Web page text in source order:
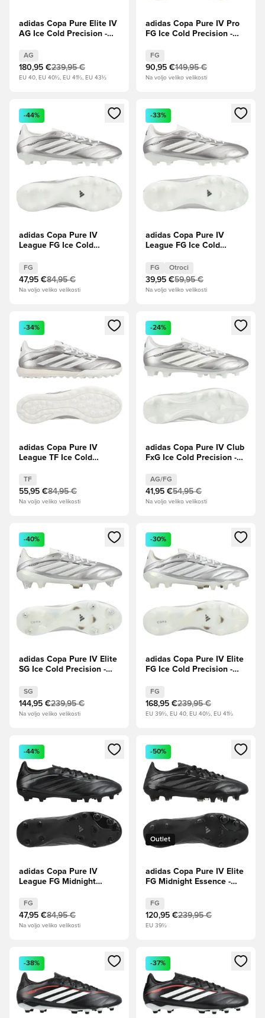
adidas Copa Pure Elite IV
AG Ice Cold Precision -
AG
180,95 €239,95 €
EU 40, EU 40½, EU 41½, EU 43½
adidas Copa Pure IV Pro
FG Ice Cold Precision -
Metallic/Nočna kovinska
FG
90,95 €149,95 €
Na voljo veliko velikosti
Odpre Modal za prijavo ali vpis kot član
-44%
adidas Copa Pure IV
League FG Ice Cold
Metallic/Zero
Metallic/Nočna kovinska
FG
47,95 €84,95 €
Na voljo veliko velikosti
Odpre Modal za prijavo ali
-33%
adidas Copa Pure IV
League FG Ice Cold
Metallic/Zero
Metallic/Nočna kovinska
Otroci
FG Otroci
39,95 €59,95 €
Na voljo veliko velikosti
Odpre Modal za prijavo ali vpis kot član
-34%
adidas Copa Pure IV
League TF Ice Cold
Metallic/Zero
Metallic/Nočna kovinska
TF
55,95 €84,95 €
Na voljo veliko velikosti
Odpre Modal za prijavo ali
-24%
adidas Copa Pure IV Club
FxG Ice Cold Precision -
Metallic/Nočna kovinska
AG/FG
41,95 €54,95 €
Na voljo veliko velikosti
Odpre Modal za prijavo ali vpis kot član
-40%
adidas Copa Pure IV Elite
SG Ice Cold Precision -
Metallic/Nočna kovinska
SG
144,95 €239,95 €
Na voljo veliko velikosti
Odpre Modal za prijavo ali
-30%
adidas Copa Pure IV Elite
FG Ice Cold Precision -
Metallic/Nočna kovinska
FG
168,95 €239,95 €
EU 39½, EU 40, EU 40½, EU 41½
Odpre Modal za prijavo ali vpis kot član
-44%
adidas Copa Pure IV
League FG Midnight
črna/Ogljik/Nočna
kovinska
FG
47,95 €84,95 €
Na voljo veliko velikosti
Odpre Modal za prijavo ali
Outlet
-50%
adidas Copa Pure IV Elite
FG Midnight Essence -
kovinska
FG
120,95 €239,95 €
EU 39½
Odpre Modal za prijavo ali vpis kot član
-38%
Odpre Modal za prijavo ali
-37%